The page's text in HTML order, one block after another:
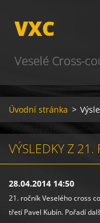
VXC
Veselé Cross-
Úvodní stránka >
VÝSLEDKY Z 21.
28.04.2014 14:50
21. ročník Veselého cross
třetí Pavel Kubín. Pořadí